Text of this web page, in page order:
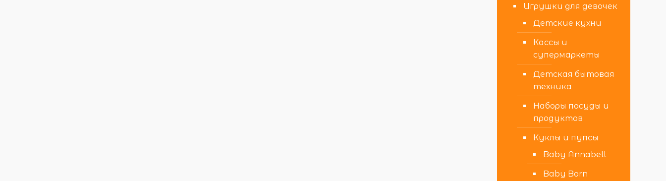
Игрушки для девочек
Детские кухни
Кассы и
супермаркеты
Детская бытовая
техника
Наборы посуды и
продуктов
Куклы и пупсы
Baby Annabell
Baby Born